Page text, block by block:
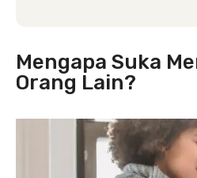
Mengapa Suka
Orang Lain?